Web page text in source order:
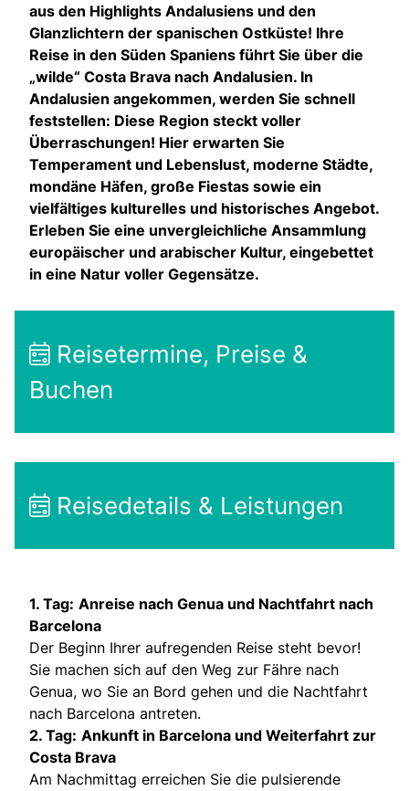
aus den Highlights Andalusiens und den
Glanzlichtern der spanischen Ostküste! Ihre
Reise in den Süden Spaniens führt Sie über die
„wilde“ Costa Brava nach Andalusien. In
Andalusien angekommen, werden Sie schnell
feststellen: Diese Region steckt voller
Überraschungen! Hier erwarten Sie
Temperament und Lebenslust, moderne Städte,
mondäne Häfen, große Fiestas sowie ein
vielfältiges kulturelles und historisches Angebot.
Erleben Sie eine unvergleichliche Ansammlung
europäischer und arabischer Kultur, eingebettet
in eine Natur voller Gegensätze.
Reisetermine, Preise &
Buchen
Reisedetails & Leistungen
1. Tag: Anreise nach Genua und Nachtfahrt nach
Barcelona
Der Beginn Ihrer aufregenden Reise steht bevor!
Sie machen sich auf den Weg zur Fähre nach
Genua, wo Sie an Bord gehen und die Nachtfahrt
nach Barcelona antreten.
2. Tag: Ankunft in Barcelona und Weiterfahrt zur
Costa Brava
Am Nachmittag erreichen Sie die pulsierende